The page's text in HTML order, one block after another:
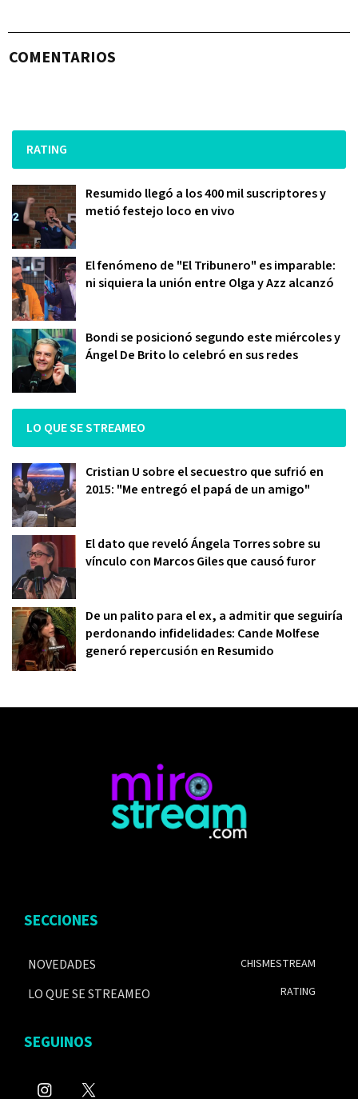
COMENTARIOS
RATING
Resumido llegó a los 400 mil suscriptores y
metió festejo loco en vivo
El fenómeno de "El Tribunero" es imparable:
ni siquiera la unión entre Olga y Azz alcanzó
Bondi se posicionó segundo este miércoles y
Ángel De Brito lo celebró en sus redes
LO QUE SE STREAMEO
Cristian U sobre el secuestro que sufrió en
2015: "Me entregó el papá de un amigo"
El dato que reveló Ángela Torres sobre su
vínculo con Marcos Giles que causó furor
De un palito para el ex, a admitir que seguiría
perdonando infidelidades: Cande Molfese
generó repercusión en Resumido
SECCIONES
NOVEDADES
LO QUE SE STREAMEO
CHISMESTREAM
RATING
SEGUINOS